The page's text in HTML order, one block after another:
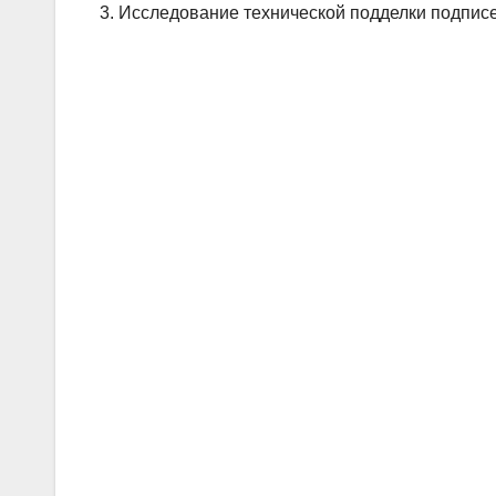
3. Исследование технической подделки